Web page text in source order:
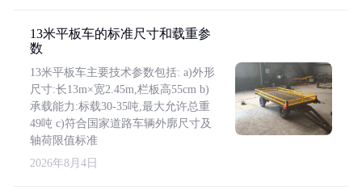
13米平板车的标准尺寸和载重参
数
13米平板车主要技术参数包括: a)外形
尺寸:长13m×宽2.45m,栏板高55cm b)
承载能力:标载30-35吨,最大允许总重
49吨 c)符合国家道路车辆外廓尺寸及
轴荷限值标准
2026年8月4日